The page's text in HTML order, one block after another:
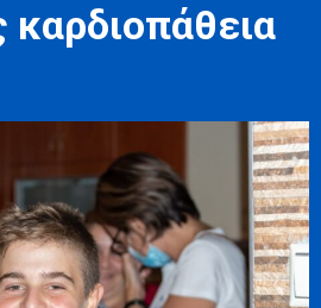
καρδιοπάθεια